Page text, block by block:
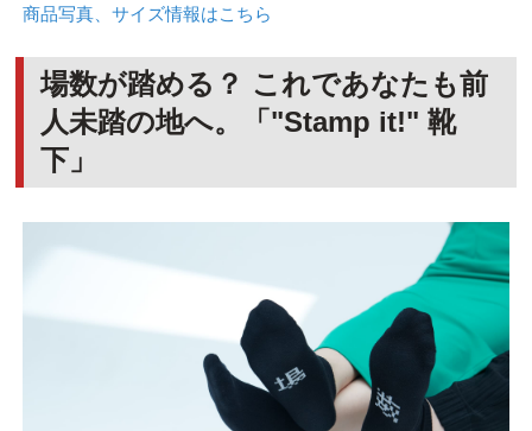
商品写真、サイズ情報はこちら
場数が踏める？ これであなたも前
人未踏の地へ。「"Stamp it!" 靴
下」